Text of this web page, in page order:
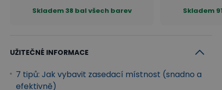
Skladem38 bal všech barev Skladem
UŽITEČNÉ INFORMACE
7 tipů: Jak vybavit zasedací místnost (snadno a
efektivně)